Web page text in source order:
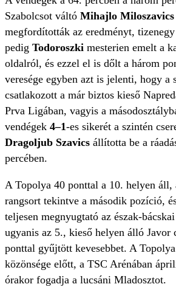
Szabolcsot váltó Mihajlo Miloszavics
megfordították az eredményt,
pedig Todoroszki mesterien emelt a
oldalról, és ezzel el is dőlt a három
veresége egyben azt is jelenti, hogy a
csatlakozott a már biztos kieső
Prva Ligában, vagyis a
vendégek 4–1-es sikerét a szintén
Dragoljub Szavics állította be a
percében.
A Topolya 40 ponttal a 10. helyen áll,
rangsort tekintve a második pozíció,
teljesen megnyugtató az észak-
ugyanis az 5., kieső helyen álló Javor
ponttal gyűjtött kevesebbet. A
közönsége előtt, a TSC Arénában
órakor fogadja a lucsáni Mladosztot.